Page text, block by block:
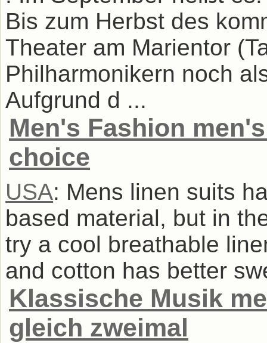
Bis zum Herbst des
Theater am Marientor
Philharmonikern noch
Aufgrund d ...
Men's Fashion
choice
USA: Mens linen suits
based material, but in
try a cool breathable
and cotton has better
Klassische Musik
gleich zweimal